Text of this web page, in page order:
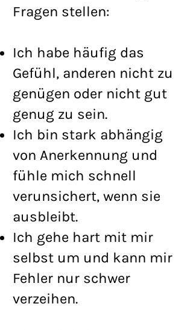
Fragen stellen:
Ich habe häufig das
Gefühl, anderen nicht zu
genügen oder nicht gut
genug zu sein.
Ich bin stark abhängig
von Anerkennung und
fühle mich schnell
verunsichert, wenn sie
ausbleibt.
Ich gehe hart mit mir
selbst um und kann mir
Fehler nur schwer
verzeihen.